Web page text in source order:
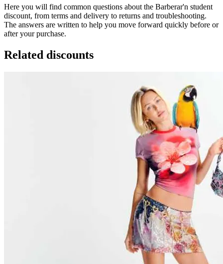
Here you will find common questions about the Barberar'n student
discount, from terms and delivery to returns and troubleshooting.
The answers are written to help you move forward quickly before or
after your purchase.
Related discounts